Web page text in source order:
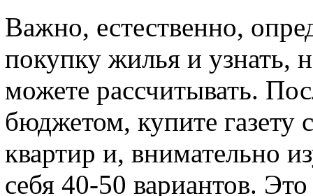
Важно, естественно,
покупку жилья и узнать,
можете рассчитывать.
бюджетом, купите газету
квартир и, внимательно
себя 40-50 вариантов.